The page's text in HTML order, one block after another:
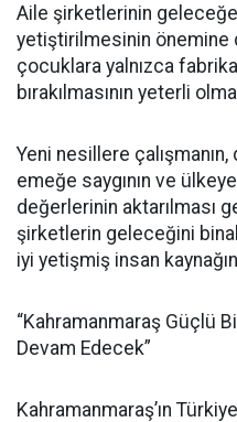
Aile şirketlerinin
yetiştirilmesinin önemine
çocuklara yalnızca
bırakılmasının yeterli
Yeni nesillere
emeğe saygının ve
değerlerinin aktarılması
şirketlerin geleceğini
iyi yetişmiş insan
“Kahramanmaraş Güçlü
Devam Edecek”
Kahramanmaraş’ın